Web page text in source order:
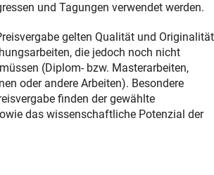
und Tagungen verwendet werden.
gelten Qualität und Originalität
die jedoch noch nicht
(Diplom- bzw. Masterarbeiten,
oder andere Arbeiten). Besondere
finden der gewählte
das wissenschaftliche Potenzial der